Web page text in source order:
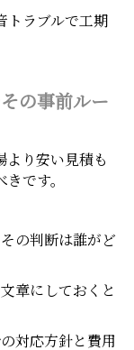
トラブルで工期
の事前ルー
より安い見積も
です。
の判断は誰がど
章にしておくと
対応方針と費用